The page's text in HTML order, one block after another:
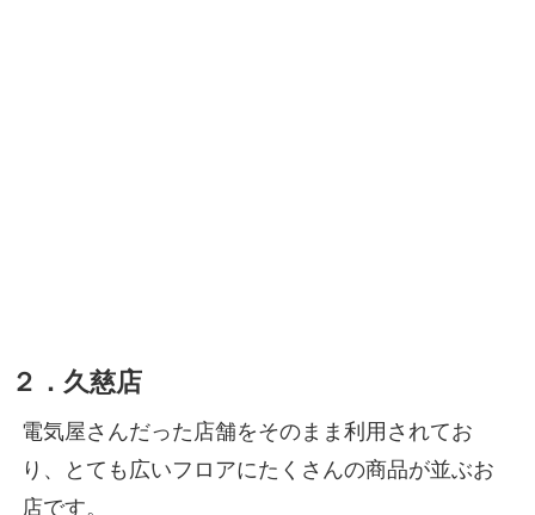
２．久慈店
電気屋さんだった店舗をそのまま利用されてお
り、とても広いフロアにたくさんの商品が並ぶお
店です。